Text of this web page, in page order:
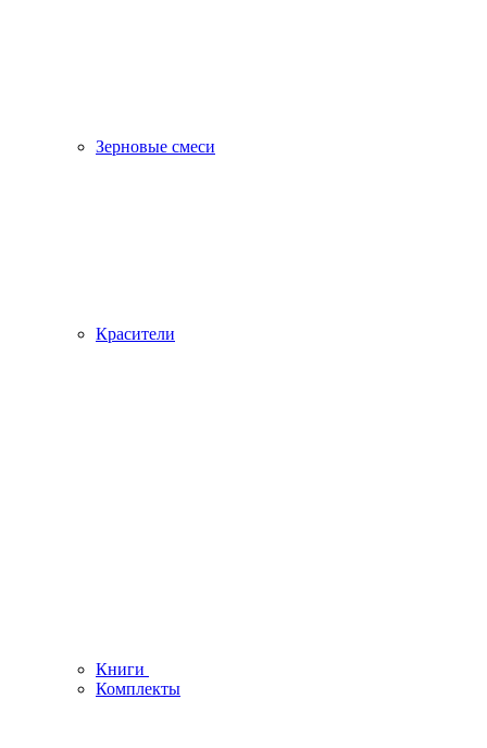
Зерновые смеси
Красители
Книги
Комплекты